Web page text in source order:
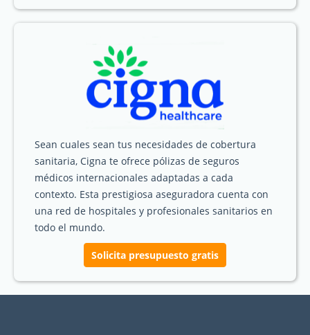
Sean cuales sean tus necesidades de cobertura
sanitaria, Cigna te ofrece pólizas de seguros
médicos internacionales adaptadas a cada
contexto. Esta prestigiosa aseguradora cuenta con
una red de hospitales y profesionales sanitarios en
todo el mundo.
Solicita presupuesto gratis